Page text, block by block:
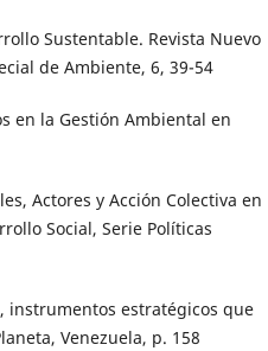
Sustentable. Revista Nuevo
de Ambiente, 6, 39-54
en la Gestión Ambiental en
Actores y Acción Colectiva en
Social, Serie Políticas
instrumentos estratégicos que
Venezuela, p. 158